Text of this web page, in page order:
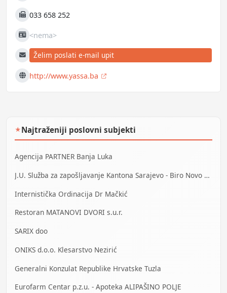
Fax 033 658 252
JIB <nema>
E-mailŽelim poslati e-mail upit
Webhttp://www.yassa.ba
★Najtraženiji poslovni subjekti
Agencija PARTNER Banja Luka
J.U. Služba za zapošljavanje Kantona Sarajevo - Biro Novo Sarajevo
Internistička Ordinacija Dr Mačkić
Restoran MATANOVI DVORI s.u.r.
SARIX doo
ONIKS d.o.o. Klesarstvo Nezirić
Generalni Konzulat Republike Hrvatske Tuzla
Eurofarm Centar p.z.u. - Apoteka ALIPAŠINO POLJE